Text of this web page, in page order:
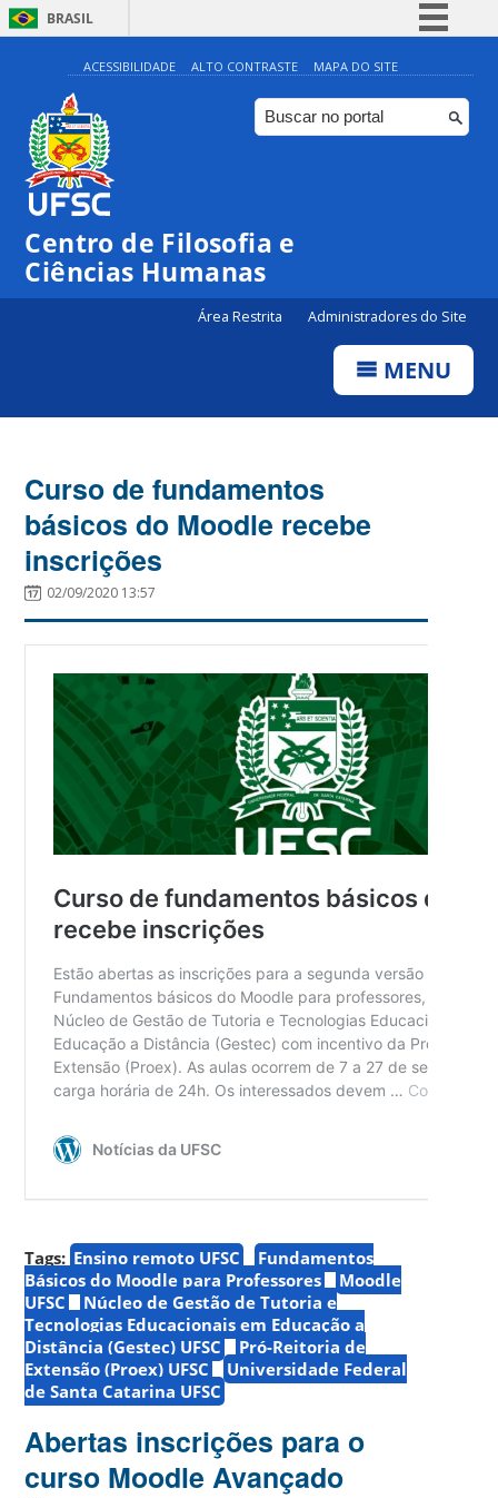
BRASIL
Simplifique!
Comunica BR
Participe
ACESSIBILIDADE ALTO CONTRASTE MAPA DO SITE
Centro de Filosofia e
Ciências Humanas
Área Restrita Administradores do Site
MENU
Curso de fundamentos
básicos do Moodle recebe
inscrições
02/09/2020 13:57
Tags: Ensino remoto UFSC
Fundamentos
Básicos do Moodle para Professores
Moodle
UFSC
Núcleo de Gestão de Tutoria e
Tecnologias Educacionais em Educação a
Distância (Gestec) UFSC
Pró-Reitoria de
Extensão (Proex) UFSC
Universidade Federal
de Santa Catarina UFSC
Abertas inscrições para o
curso Moodle Avançado